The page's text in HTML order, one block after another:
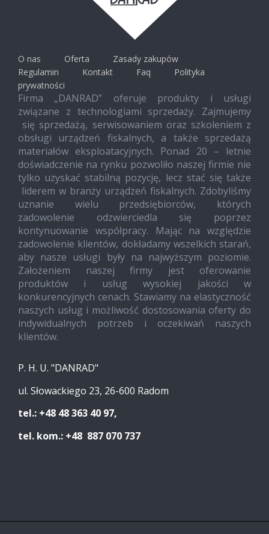
O nas Oferta
Zasady zakupów
Regulamin
Kontakt Faq
Polityka
prywatności
Firma „DANRAD” oferuje produkty i usługi
związane z technologiami sprzedaży. Zajmujemy
się sprzedażą, serwisowaniem oraz szkoleniem z
obsługi urządzeń fiskalnych, a także sprzedażą
materiałów eksploatacyjnych. Ponad 20 – letnie
doświadczenie na rynku pozwoliło naszej firmie nie
tylko uzyskać stabilną pozycję, lecz stać się także
liderem w branży urządzeń fiskalnych. Zdobyliśmy
uznanie wielu przedsiębiorców, których
zadowolenie odzwierciedla się poprzez
kontynuowanie współpracy. Mając na względzie
zadowolenie klientów, dokładamy wszelkich starań,
aby nasze usługi były na najwyższym poziomie.
Założeniem naszej firmy jest oferowanie
produktów i usług wysokiej jakości w
konkurencyjnych cenach. Stawiamy na elastyczność
naszych usług i możliwość dostosowania oferty do
indywidualnych potrzeb i oczekiwań naszych
klientów.
P. H. U. "DANRAD"
ul. Słowackiego 23, 26-600 Radom
tel.: +48 48 363 40 97,
tel. kom.: +48 887 070 737